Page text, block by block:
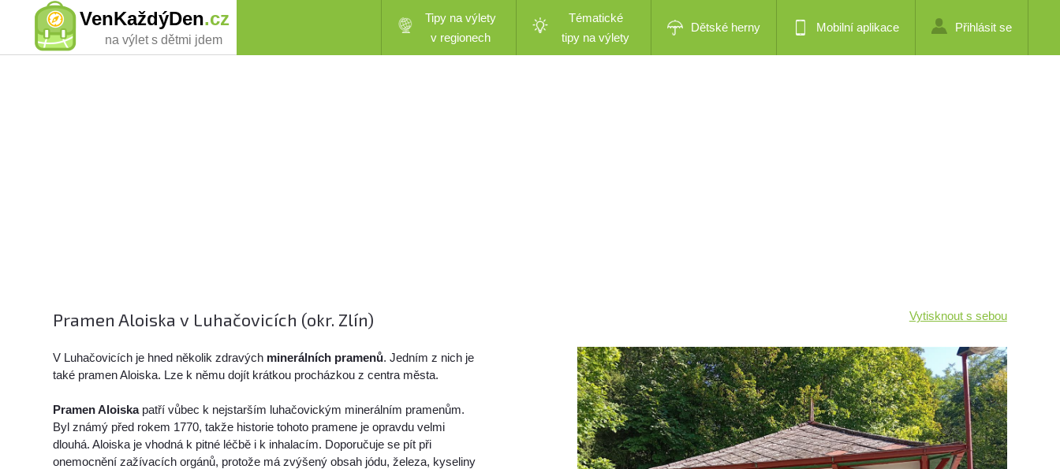
VenKaždýDen.cz
na výlet s dětmi jdem
Tipy na výlety
v regionech
Tématické
tipy na výlety
Dětské herny Mobilní aplikace Přihlásit se
Pramen Aloiska v Luhačovicích (okr. Zlín) Vytisknout s sebou
V Luhačovicích je hned několik zdravých minerálních pramenů. Jedním z nich je
také pramen Aloiska. Lze k němu dojít krátkou procházkou z centra města.
Pramen Aloiskapatří vůbec k nejstarším luhačovickým minerálním pramenům.
Byl známý před rokem 1770, takže historie tohoto pramene je opravdu velmi
dlouhá. Aloiska je vhodná k pitné léčbě i k inhalacím. Doporučuje se pít při
onemocnění zažívacích orgánů, protože má zvýšený obsah jódu, železa, kyseliny